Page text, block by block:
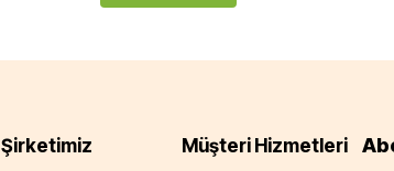
Şirketimiz Müşteri Hizmetleri